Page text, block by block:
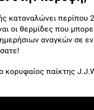
καταναλώνει περίπου
οι θερμίδες που
αναγκών σε
κορυφαίος παίκτης